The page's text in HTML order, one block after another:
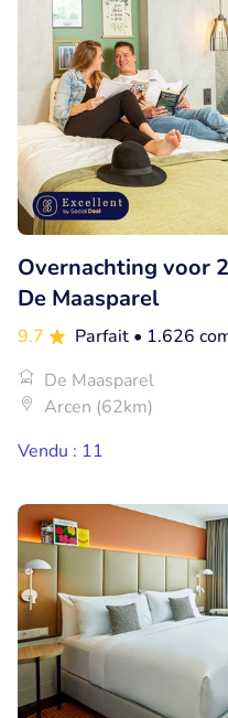
Overnachting voor
De Maasparel
9.7 Parfait • 1.626
De Maasparel
Arcen (62km)
Vendu : 11